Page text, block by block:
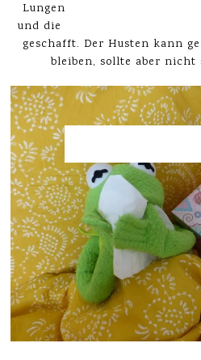
Lungenentzündung denkt.
und die Ärztin meinte, das
geschafft. Der Husten kann
bleiben, sollte aber nicht